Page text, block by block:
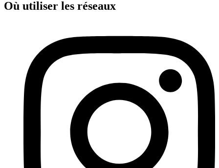
Où utiliser les réseaux